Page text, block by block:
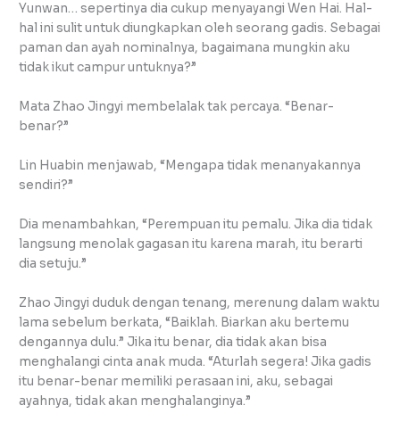
Yunwan… sepertinya dia cukup menyayangi Wen Hai. Hal-
hal ini sulit untuk diungkapkan oleh seorang gadis. Sebagai
paman dan ayah nominalnya, bagaimana mungkin aku
tidak ikut campur untuknya?”
Mata Zhao Jingyi membelalak tak percaya. “Benar-
benar?”
Lin Huabin menjawab, “Mengapa tidak menanyakannya
sendiri?”
Dia menambahkan, “Perempuan itu pemalu. Jika dia tidak
langsung menolak gagasan itu karena marah, itu berarti
dia setuju.”
Zhao Jingyi duduk dengan tenang, merenung dalam waktu
lama sebelum berkata, “Baiklah. Biarkan aku bertemu
dengannya dulu.” Jika itu benar, dia tidak akan bisa
menghalangi cinta anak muda. “Aturlah segera! Jika gadis
itu benar-benar memiliki perasaan ini, aku, sebagai
ayahnya, tidak akan menghalanginya.”